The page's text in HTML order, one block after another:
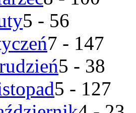
5 - 56
7 - 147
5 - 38
5 - 127